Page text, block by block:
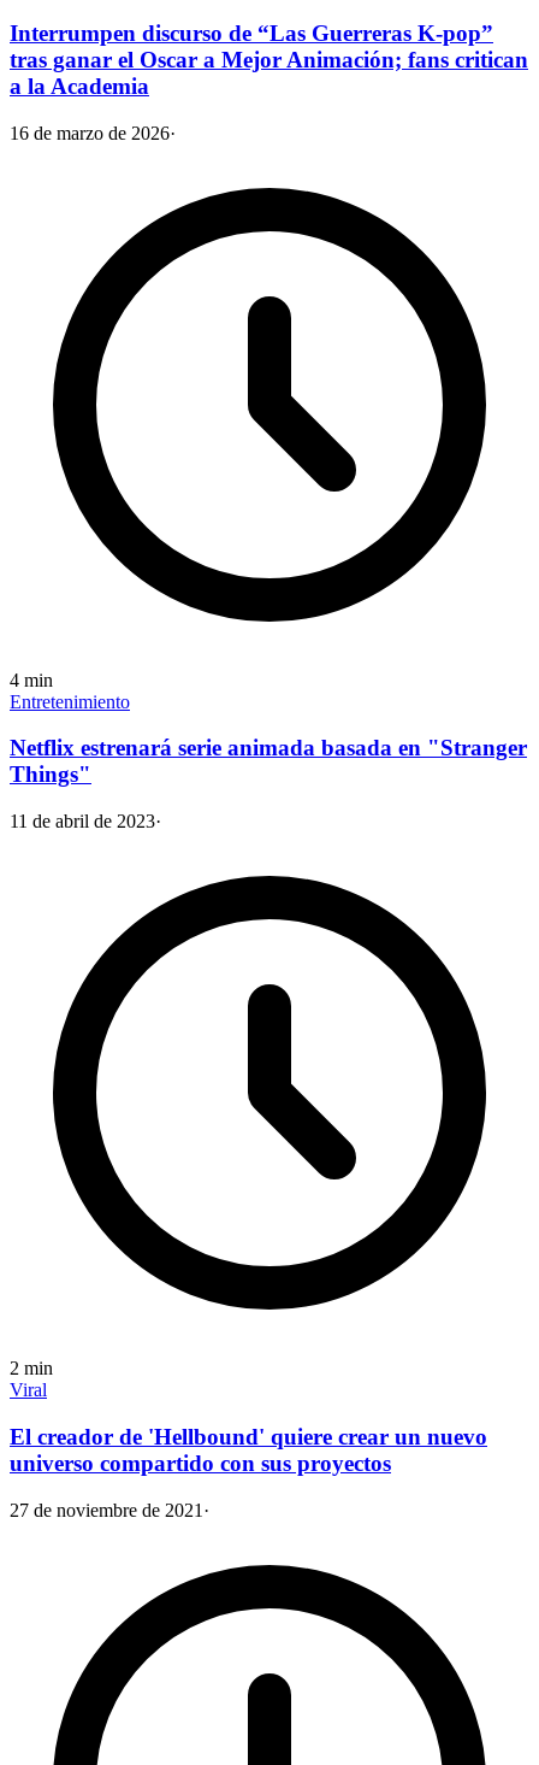
Interrumpen discurso de “Las Guerreras K-pop”
tras ganar el Oscar a Mejor Animación; fans critican
a la Academia
16 de marzo de 2026·
4 min
Entretenimiento
Netflix estrenará serie animada basada en "Stranger
Things"
11 de abril de 2023·
2 min
Viral
El creador de 'Hellbound' quiere crear un nuevo
universo compartido con sus proyectos
27 de noviembre de 2021 ·